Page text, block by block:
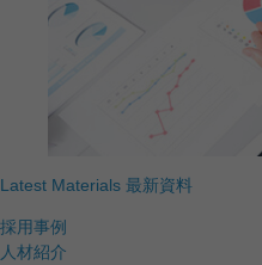
Latest Materials 最新資料
採用事例
人材紹介